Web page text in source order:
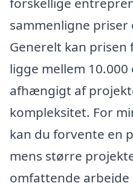
sammenligne priser
Generelt kan
ligge mellem
afhængigt af
kompleksitet. For
kan du forvente en
mens større
omfattende arbejde